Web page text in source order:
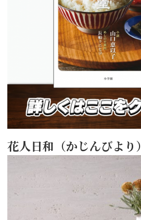
花人日和（かじんびより）